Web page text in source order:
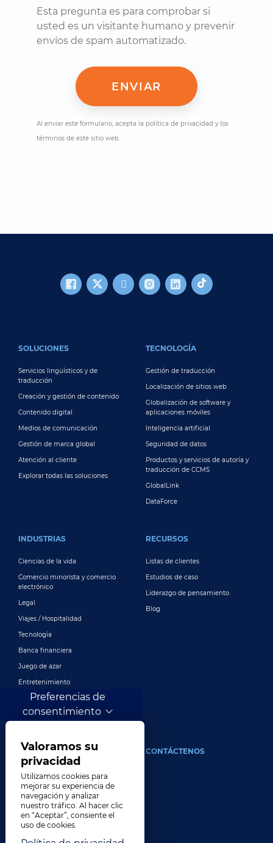
Esta pregunta es para comprobar si
usted es un visitante humano y prevenir
envíos de spam automatizado.
Al enviar este formulario, acepta la política de privacidad y los
términos de este sitio web.
SOLUCIONES
Servicios lingüísticos y de
traducción
Creación y gestión de contenido
Contenido digital
Medios de comunicación
Gestión de marca global
Atención al cliente
Explorar todas las soluciones
TECNOLOGÍA
Gestión de traducción
Localización de sitios web
Globalización de software y
aplicaciones móviles
Inteligencia artificial
Seguridad de datos
Productos y servicios de autoría y
traducción de CCMS
GlobalLink
DataForce
INDUSTRIAS
Ciencias de la vida
Comercio minorista y comercio
electrónico
Legal
Viajes / Hospitalidad
Tecnología
Banca financiera
Juego de azar
Entretenimiento
Publicidad y marketing digital
Más industrias
RECURSOS
Listas de clientes
Estudios de caso
Liderazgo de pensamiento
Blog
ACERCA DE
Nuestra compañía
Liderazgo
Historia
Carreras
Ubicaciones
CONTÁCTENOS
Preferencias de
consentimiento
Valoramos su
privacidad
Utilizamos cookies para
mejorar su experiencia de
navegación y analizar
nuestro tráfico. Al hacer clic
en “Aceptar”, consiente el
uso de cookies.